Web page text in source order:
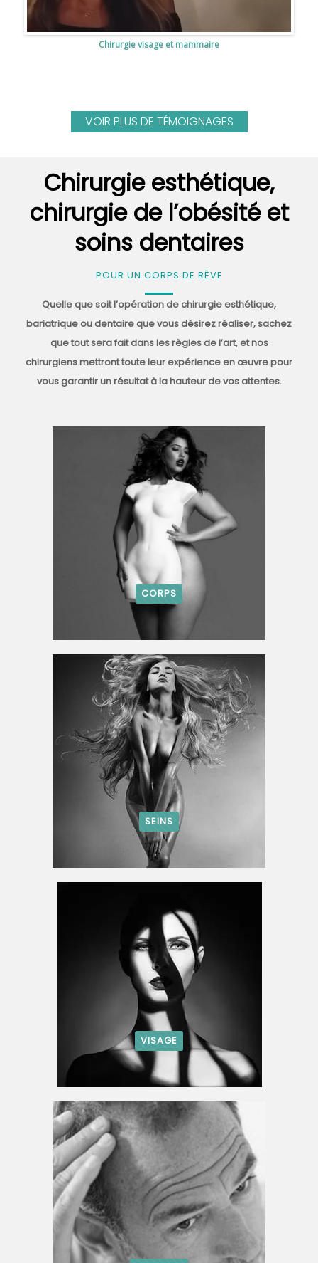
Chirurgie visage et mammaire
VOIR PLUS DE TÉMOIGNAGES
Chirurgie esthétique,
chirurgie de l’obésité et
soins dentaires
POUR UN CORPS DE RÊVE
Quelle que soit l’opération de chirurgie esthétique,
bariatrique ou dentaire que vous désirez réaliser, sachez
que tout sera fait dans les règles de l’art, et nos
chirurgiens mettront toute leur expérience en œuvre pour
vous garantir un résultat à la hauteur de vos attentes.
CORPS
SEINS
VISAGE